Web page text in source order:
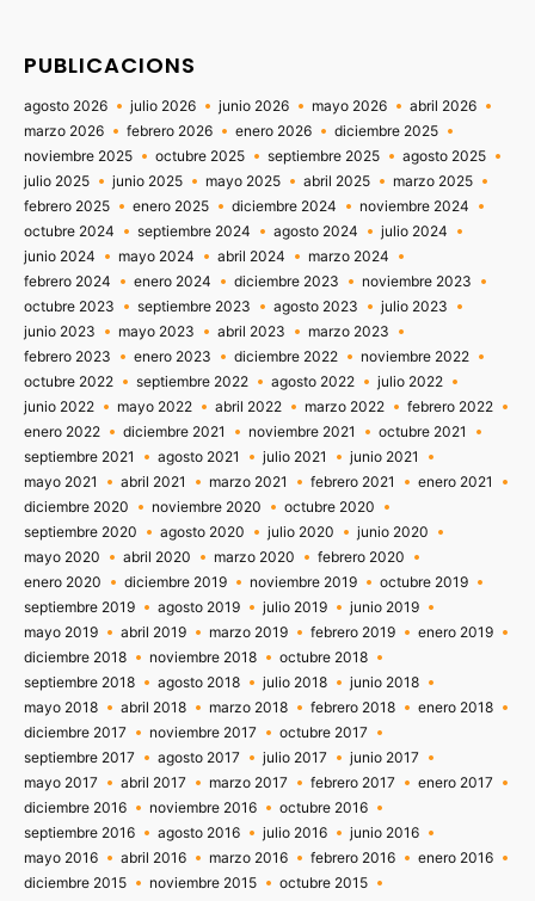
PUBLICACIONS
agosto 2026 julio 2026 junio 2026 mayo 2026
abril 2026
marzo 2026
febrero 2026 enero 2026
diciembre 2025
noviembre 2025
octubre 2025 septiembre 2025
agosto 2025
julio 2025
junio 2025 mayo 2025 abril 2025
marzo 2025
febrero 2025
enero 2025 diciembre 2024
noviembre 2024
octubre 2024
septiembre 2024 agosto 2024
julio 2024
junio 2024
mayo 2024 abril 2024
marzo 2024
febrero 2024
enero 2024 diciembre 2023
noviembre 2023
octubre 2023
septiembre 2023 agosto 2023
julio 2023
junio 2023
mayo 2023 abril 2023
marzo 2023
febrero 2023
enero 2023 diciembre 2022
noviembre 2022
octubre 2022
septiembre 2022 agosto 2022
julio 2022
junio 2022
mayo 2022 abril 2022 marzo 2022
febrero 2022
enero 2022
diciembre 2021 noviembre 2021
octubre 2021
septiembre 2021
agosto 2021 julio 2021
junio 2021
mayo 2021
abril 2021 marzo 2021 febrero 2021
enero 2021
diciembre 2020
noviembre 2020
octubre 2020
septiembre 2020
agosto 2020 julio 2020
junio 2020
mayo 2020
abril 2020 marzo 2020
febrero 2020
enero 2020
diciembre 2019 noviembre 2019
octubre 2019
septiembre 2019
agosto 2019 julio 2019
junio 2019
mayo 2019
abril 2019 marzo 2019 febrero 2019
enero 2019
diciembre 2018
noviembre 2018
octubre 2018
septiembre 2018
agosto 2018 julio 2018
junio 2018
mayo 2018
abril 2018 marzo 2018 febrero 2018
enero 2018
diciembre 2017
noviembre 2017
octubre 2017
septiembre 2017
agosto 2017 julio 2017
junio 2017
mayo 2017
abril 2017 marzo 2017 febrero 2017
enero 2017
diciembre 2016
noviembre 2016
octubre 2016
septiembre 2016
agosto 2016 julio 2016
junio 2016
mayo 2016
abril 2016 marzo 2016 febrero 2016
enero 2016
diciembre 2015
noviembre 2015
octubre 2015